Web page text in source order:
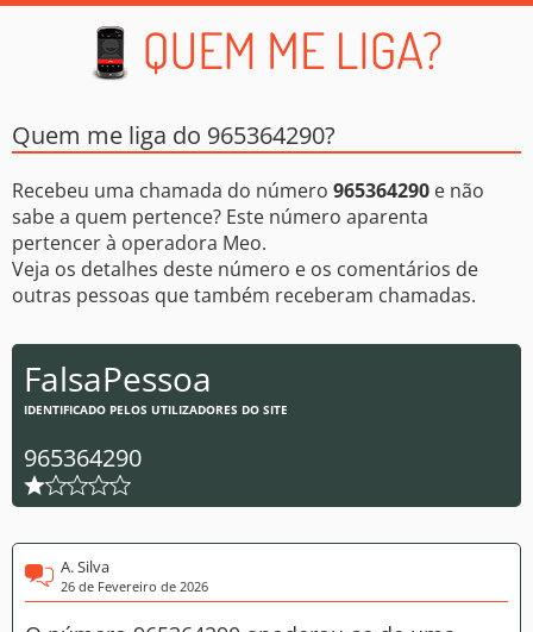
Quem me liga do 965364290?
Recebeu uma chamada do número 965364290 e não
sabe a quem pertence? Este número aparenta
pertencer à operadora Meo.
Veja os detalhes deste número e os comentários de
outras pessoas que também receberam chamadas.
FalsaPessoa
IDENTIFICADO PELOS UTILIZADORES DO SITE
965364290
A. Silva
26 de Fevereiro de 2026